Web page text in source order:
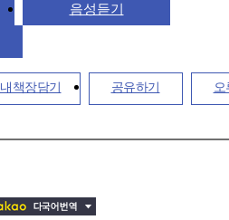
음성듣기
내책장담기 공유하기